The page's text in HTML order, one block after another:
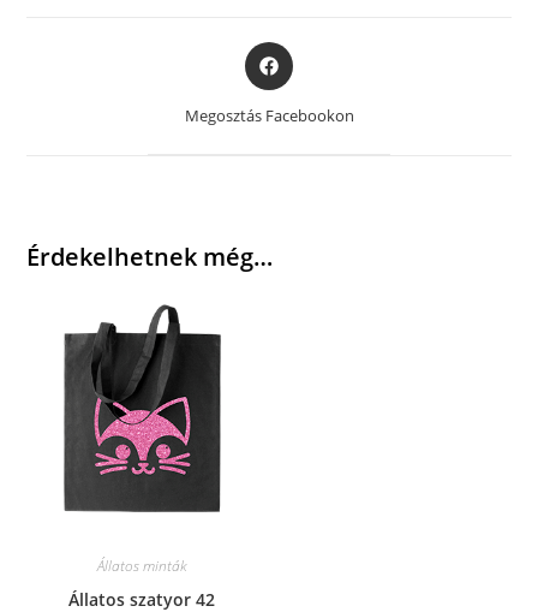
Opens
in
new
Megosztás Facebookon
Érdekelhetnek még…
Állatos minták
Állatos szatyor 42